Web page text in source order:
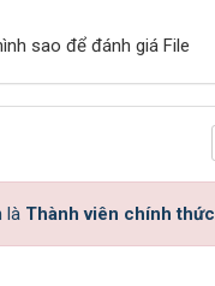
sao để đánh giá File
là Thành viên chính thức